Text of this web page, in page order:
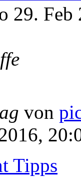
29. Feb
von
Tipps